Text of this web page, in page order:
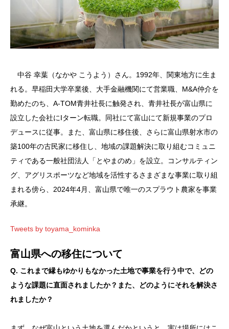
中谷 幸葉（なかや こうよう）さん。1992年、関東地方に生ま
れる。早稲田大学卒業後、大手金融機関にて営業職、M&A仲介を
勤めたのち、A-TOM青井社長に触発され、青井社長が富山県に
設立した会社にIターン転職。同社にて富山にて新規事業のプロ
デュースに従事。また、富山県に移住後、さらに富山県射水市の
築100年の古民家に移住し、地域の課題解決に取り組むコミュニ
ティである一般社団法人「とやまのめ」を設立。コンサルティン
グ、アグリスポーツなど地域を活性するさまざまな事業に取り組
まれる傍ら、2024年4月、富山県で唯一のスプラウト農家を事業
承継。
Tweets by toyama_kominka
富山県への移住について
Q. これまで縁もゆかりもなかった土地で事業を行う中で、どの
ような課題に直面されましたか？また、どのようにそれを解決さ
れましたか？